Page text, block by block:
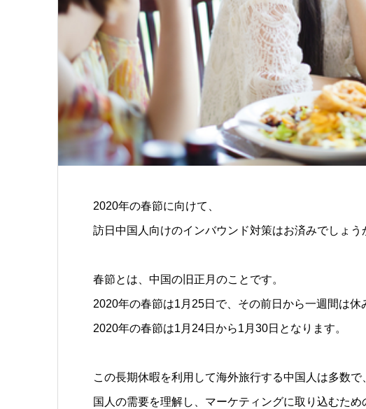
2020年の春節に向けて、
訪日中国人向けのインバウンド対策はお済みでしょう
春節とは、中国の旧正月のことです。
2020年の春節は1月25日で、その前日から一週間は休
2020年の春節は1月24日から1月30日となります。
この長期休暇を利用して海外旅行する中国人は多数
国人の需要を理解し、マーケティングに取り込むため